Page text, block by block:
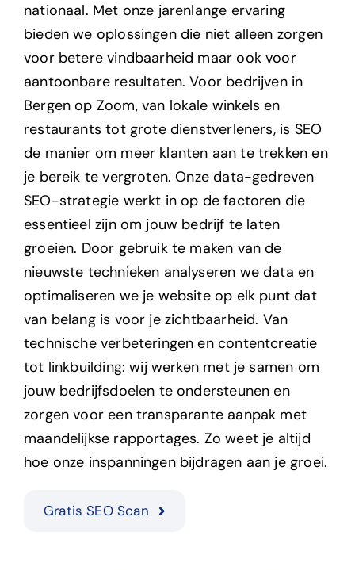
nationaal. Met onze jarenlange ervaring
bieden we oplossingen die niet alleen zorgen
voor betere vindbaarheid maar ook voor
aantoonbare resultaten. Voor bedrijven in
Bergen op Zoom, van lokale winkels en
restaurants tot grote dienstverleners, is SEO
de manier om meer klanten aan te trekken en
je bereik te vergroten.Onze data-gedreven
SEO-strategie werkt in op de factoren die
essentieel zijn om jouw bedrijf te laten
groeien. Door gebruik te maken van de
nieuwste technieken analyseren we data en
optimaliseren we je website op elk punt dat
van belang is voor je zichtbaarheid. Van
technische verbeteringen en contentcreatie
tot linkbuilding: wij werken met je samen om
jouw bedrijfsdoelen te ondersteunen en
zorgen voor een transparante aanpak met
maandelijkse rapportages. Zo weet je altijd
hoe onze inspanningen bijdragen aan je groei.
Gratis SEO Scan